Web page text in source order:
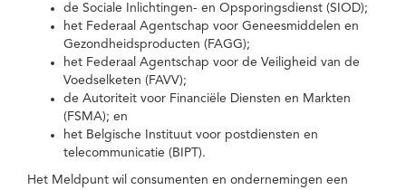
de Sociale Inlichtingen- en Opsporingsdienst (SIOD);
het Federaal Agentschap voor Geneesmiddelen en
Gezondheidsproducten (FAGG);
het Federaal Agentschap voor de Veiligheid van de
Voedselketen (FAVV);
de Autoriteit voor Financiële Diensten en Markten
(FSMA); en
het Belgische Instituut voor postdiensten en
telecommunicatie (BIPT).
Het Meldpunt wil consumenten en ondernemingen een